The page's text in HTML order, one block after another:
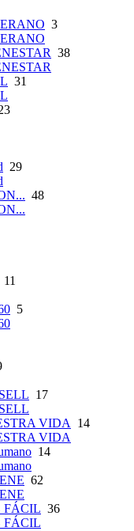
3
38
31
29
48
11
5
17
VIDA
14
VIDA
14
62
FÁCIL 36
FÁCIL